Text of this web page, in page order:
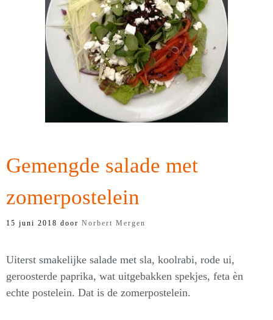
Gemengde salade met
zomerpostelein
15 juni 2018 door Norbert Mergen
Uiterst smakelijke salade met sla, koolrabi, rode ui,
geroosterde paprika, wat uitgebakken spekjes, feta èn
echte postelein. Dat is de zomerpostelein.